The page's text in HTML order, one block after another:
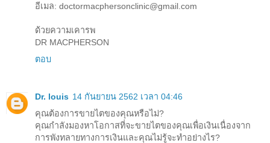
อีเมล: doctormacphersonclinic@gmail.com
ด้วยความเคารพ
DR MACPHERSON
ตอบ
Dr. louis 14 กันยายน 2562 เวลา 04:46
คุณต้องการขายไตของคุณหรือไม่?
คุณกำลังมองหาโอกาสที่จะขายไตของคุณเพื่อเงินเนื่องจาก
การพังทลายทางการเงินและคุณไม่รู้จะทำอย่างไร?